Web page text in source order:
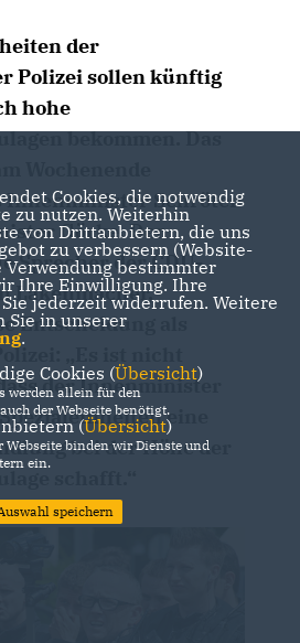
der
Polizei sollen künftig
hohe
bekommen. Das
Wochenende
Innenminister Schröter
Görke. Der
Sprecher der CDU-
Lakenmacher,
Entscheidung als
„Es ist nicht
der Innenminister
eine
bei der Höhe der
schafft.“
Cookies, die notwendig
zu nutzen. Weiterhin
von Drittanbietern, die uns
zu verbessern (Website-
Verwendung bestimmter
Ihre Einwilligung. Ihre
jederzeit widerrufen. Weitere
Sie in unserer
.
Cookies (Übersicht)
werden allein für den
der Webseite benötigt.
(Übersicht)
binden wir Dienste und
ein.
speichern